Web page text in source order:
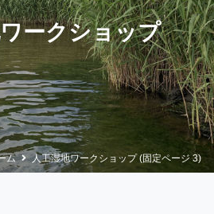
ークショップ
ム 人工湿地ワークショップ(固定ページ 3)